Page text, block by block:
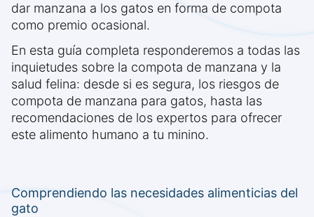
dar manzana a los gatos en forma de compota
como premio ocasional.
En esta guía completa responderemos a todas las
inquietudes sobre la compota de manzana y la
salud felina: desde si es segura, los riesgos de
compota de manzana para gatos, hasta las
recomendaciones de los expertos para ofrecer
este alimento humano a tu minino.
Comprendiendo las necesidades alimenticias del
gato